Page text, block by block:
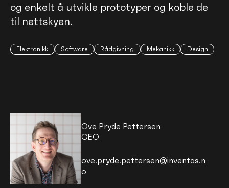
og enkelt å utvikle prototyper og koble de
til nettskyen.
Elektronikk Software Rådgivning Mekanikk Design
Ove Pryde Pettersen
CEO
ove.pryde.pettersen@inventas.n
o